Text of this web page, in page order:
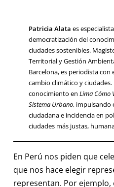
Patricia Alata es
democratización del
ciudades sostenibles.
Territorial y Gestión
Barcelona, es periodista con
cambio climático y
conocimiento enLima Cómo
Sistema Urbano, impulsando
ciudadana e incidencia en
ciudades más justas,
En Perú nos piden que
que nos hace elegir
representan. Por